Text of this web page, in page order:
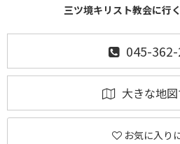
三ツ境キリスト教会に行
045-
大きな地
お気に入り